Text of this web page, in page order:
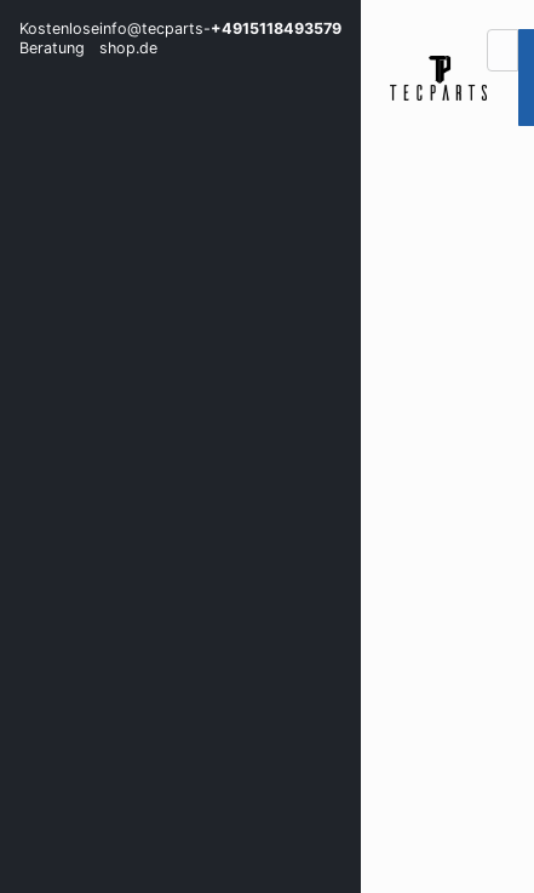
Kostenlose
Beratung
info@tecparts-
shop.de
+4915118493579